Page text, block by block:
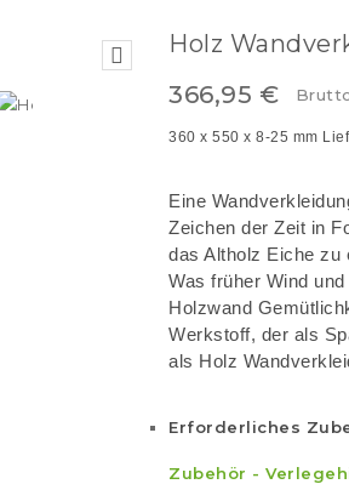

Holz
366,95 €
360 x 550 x 8-25 mm
Eine
Zeichen der Zeit in
das Altholz Eiche zu
Was früher Wind
Holzwand
Werkstoff, der als
als Holz
Erforderliches
Zubehör -